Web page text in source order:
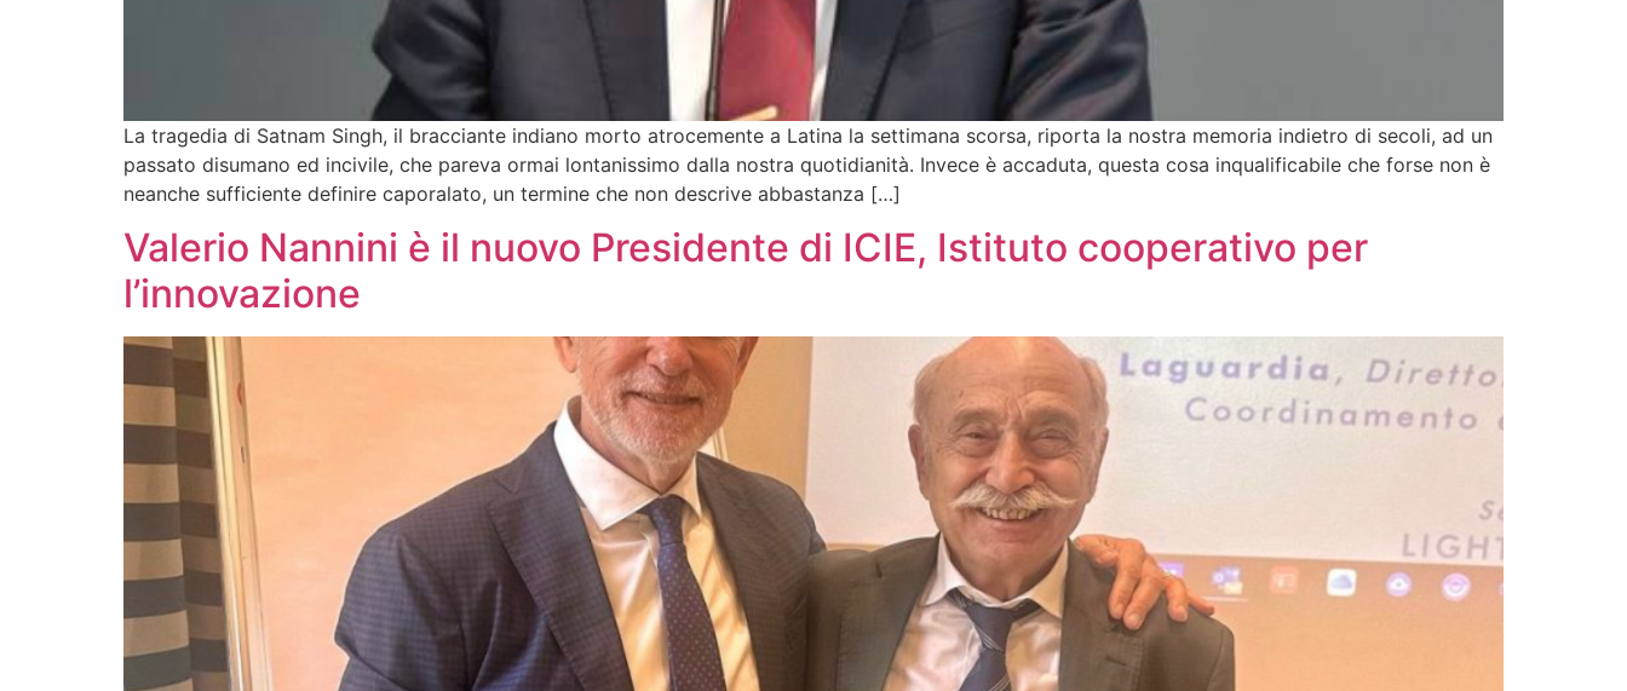
La tragedia di Satnam Singh, il bracciante indiano morto atrocemente a Latina la settimana scorsa, riporta la nostra memoria indietro di secoli, ad un
passato disumano ed incivile, che pareva ormai lontanissimo dalla nostra quotidianità. Invece è accaduta, questa cosa inqualificabile che forse non è
neanche sufficiente definire caporalato, un termine che non descrive abbastanza […]
Valerio Nannini è il nuovo Presidente di ICIE, Istituto cooperativo per
l’innovazione